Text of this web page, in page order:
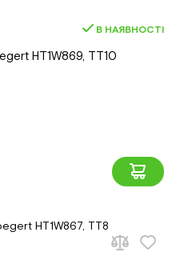
В НАЯВНОСТІ
HT1W869, ТТ10